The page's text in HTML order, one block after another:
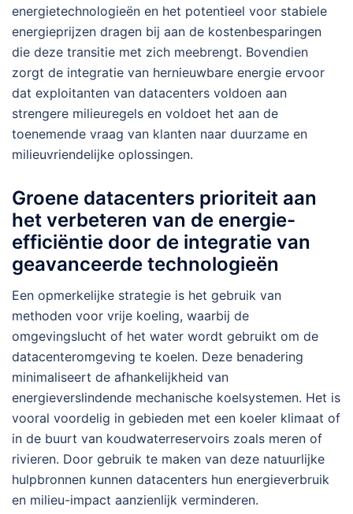
energietechnologieën en het potentieel voor stabiele
energieprijzen dragen bij aan de kostenbesparingen
die deze transitie met zich meebrengt. Bovendien
zorgt de integratie van hernieuwbare energie ervoor
dat exploitanten van datacenters voldoen aan
strengere milieuregels en voldoet het aan de
toenemende vraag van klanten naar duurzame en
milieuvriendelijke oplossingen.
Groene datacenters prioriteit aan
het verbeteren van de energie-
efficiëntie door de integratie van
geavanceerde technologieën
Een opmerkelijke strategie is het gebruik van
methoden voor vrije koeling, waarbij de
omgevingslucht of het water wordt gebruikt om de
datacenteromgeving te koelen. Deze benadering
minimaliseert de afhankelijkheid van
energieverslindende mechanische koelsystemen. Het is
vooral voordelig in gebieden met een koeler klimaat of
in de buurt van koudwaterreservoirs zoals meren of
rivieren. Door gebruik te maken van deze natuurlijke
hulpbronnen kunnen datacenters hun energieverbruik
en milieu-impact aanzienlijk verminderen.